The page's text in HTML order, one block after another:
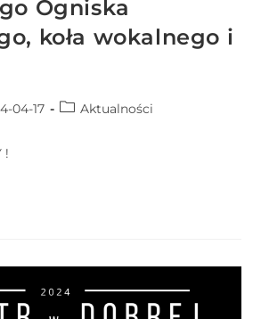
Ogniska
koła wokalnego i
04-17 Aktualności
!